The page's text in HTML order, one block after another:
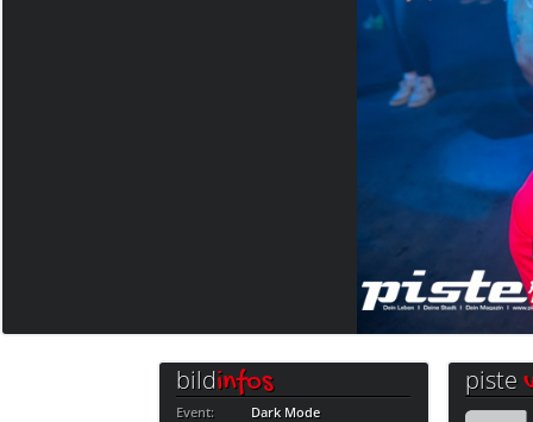
bildinfos
Event:
Dark Mode
piste